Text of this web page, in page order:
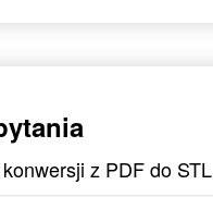
z PDF do STL